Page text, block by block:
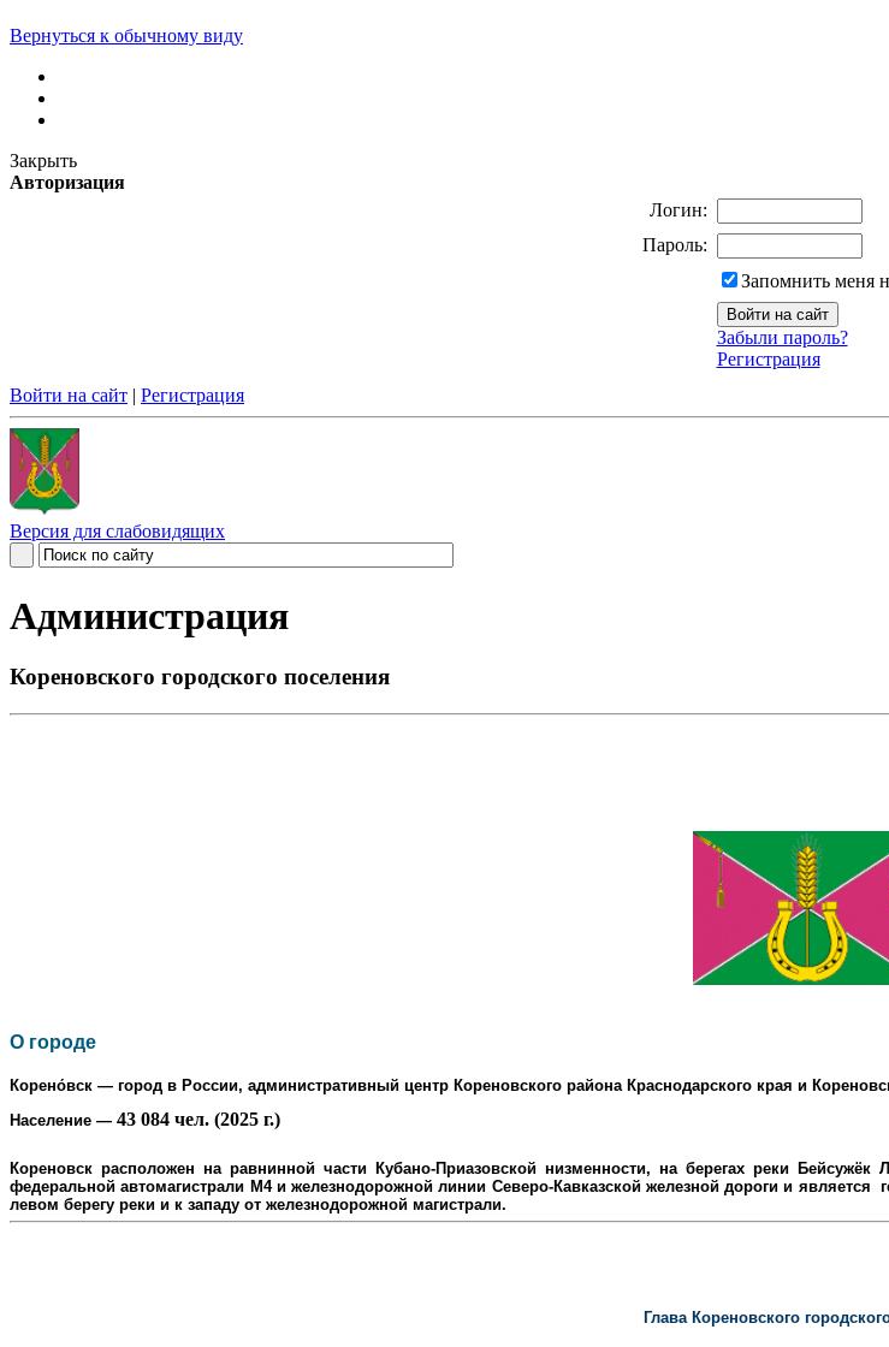
Вернуться к обычному виду
Закрыть
Авторизация
Логин:
Пароль:
Запомнить меня
Забыли пароль?
Регистрация
Войти на сайт | Регистрация
Версия для слабовидящих
Администрация
Кореновского городского поселения
О городе
Корено́вск — город в России, административный центр Кореновского района Краснодарского края и
Население — 43 084 чел. (2025 г.)
Кореновск расположен на равнинной части Кубано-Приазовской низменности, на берегах реки
федеральной автомагистрали М4 и железнодорожной линии Северо-Кавказской железной дороги и является
левом берегу реки и к западу от железнодорожной магистрали.
Глава Кореновского